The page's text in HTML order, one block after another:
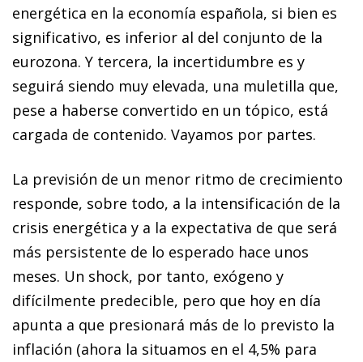
energética en la economía española, si bien es
significativo, es inferior al del conjunto de la
eurozona. Y tercera, la incertidumbre es y
seguirá siendo muy elevada, una muletilla que,
pese a haberse convertido en un tópico, está
cargada de contenido. Vayamos por partes.
La previsión de un menor ritmo de crecimiento
responde, sobre todo, a la intensificación de la
crisis energética y a la expectativa de que será
más persistente de lo esperado hace unos
meses. Un shock, por tanto, exógeno y
difícilmente predecible, pero que hoy en día
apunta a que presionará más de lo previsto la
inflación (ahora la situamos en el 4,5% para